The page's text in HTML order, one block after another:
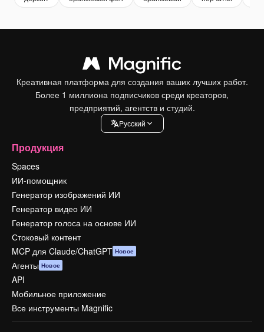
Креативная платформа для создания ваших лучших работ.
Более 1 миллиона подписчиков среди креаторов,
предприятий, агентств и студий.
Pусский
Продукция
Spaces
ИИ-помощник
Генератор изображений ИИ
Генератор видео ИИ
Генератор голоса на основе ИИ
Стоковый контент
MCP для Claude/ChatGPT Новое
Агенты Новое
API
Мобильное приложение
Все инструменты Magnific